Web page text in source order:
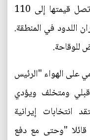
الولايات المتحدة صفقات أسلحة تصل قيمتها إلى 110
اللدود في المنطقة.
للوقاحة.
على الهواء "الرئيس
ومتخلف ويؤدي
انتخابات إيرانية
قائلا "وحتى مع دفع